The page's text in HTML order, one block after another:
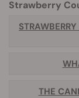
Strawberry
THE